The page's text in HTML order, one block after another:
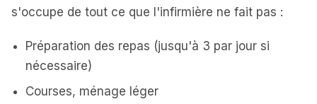
s'occupe de tout ce que l'infirmière ne fait pas :
Préparation des repas (jusqu'à 3 par jour si
nécessaire)
Courses, ménage léger